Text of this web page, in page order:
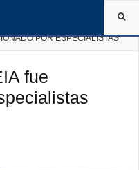
POR ESPECIALISTAS
fue